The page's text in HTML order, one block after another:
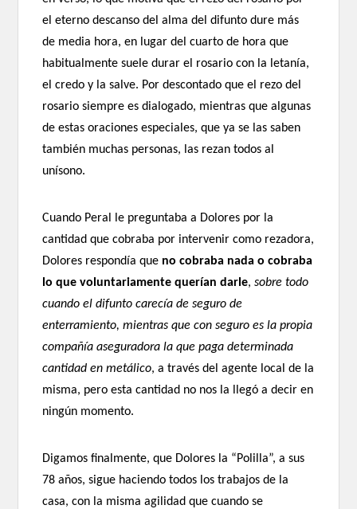
el eterno descanso del alma del difunto dure más
de media hora, en lugar del cuarto de hora que
habitualmente suele durar el rosario con la letanía,
el credo y la salve. Por descontado que el rezo del
rosario siempre es dialogado, mientras que algunas
de estas oraciones especiales, que ya se las saben
también muchas personas, las rezan todos al
unísono.
Cuando Peral le preguntaba a Dolores por la
cantidad que cobraba por intervenir como rezadora,
Dolores respondía que no cobraba nada o cobraba
lo que voluntariamente querían darle,sobre todo
cuando el difunto carecía de seguro de
enterramiento, mientras que con seguro es la propia
compañía aseguradora la que paga determinada
cantidad en metálico, a través del agente local de la
misma, pero esta cantidad no nos la llegó a decir en
ningún momento.
Digamos finalmente, que Dolores la “Polilla”, a sus
78 años, sigue haciendo todos los trabajos de la
casa, con la misma agilidad que cuando se